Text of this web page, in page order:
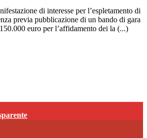
di interesse per l’espletamento di
previa pubblicazione di un bando di gara
euro per l’affidamento dei la (...)